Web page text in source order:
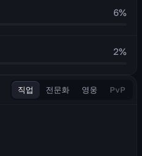
6%
2%
직업 전문화 영웅 PvP